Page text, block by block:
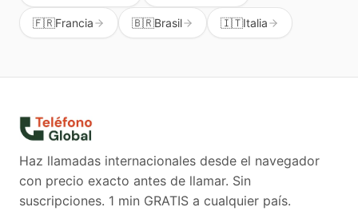
🇫🇷Francia 🇧🇷Brasil 🇮🇹Italia
Haz llamadas internacionales desde el navegador
con precio exacto antes de llamar. Sin
suscripciones. 1 min GRATIS a cualquier país.